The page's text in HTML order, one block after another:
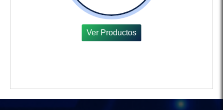
Ver Productos